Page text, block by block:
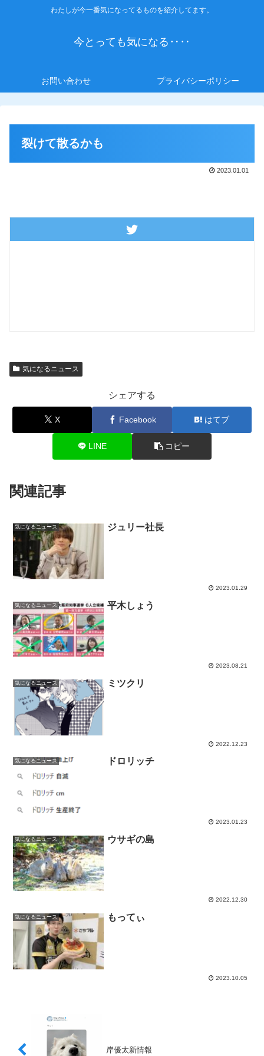
わたしが今一番気になってるものを紹介してます。
今とっても気になる‥‥
お問い合わせ プライバシーポリシー
裂けて散るかも
2023.01.01
気になるニュース
シェアする
X Facebook はてブ
LINE コピー
関連記事
気になるニュース ジュリー社長
2023.01.29
気になるニュース 平木しょう
2023.08.21
気になるニュース ミツクリ
2022.12.23
気になるニュース ドロリッチ
2023.01.23
気になるニュース ウサギの島
2022.12.30
気になるニュース もってぃ
2023.10.05
岸優太新情報